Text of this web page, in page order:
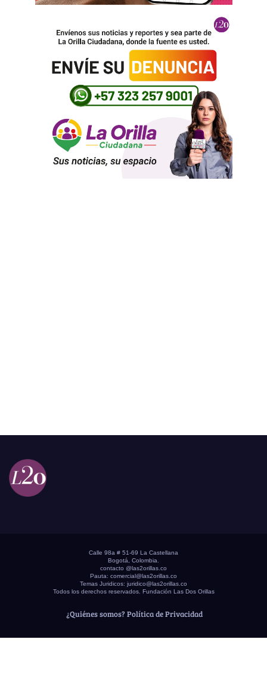
Calle 98a # 51-69 La Castellana
Bogotá, Colombia.
contacto @las2orillas.co
Pauta: comercial@las2orillas.co
Temas Juridicos: juridico@las2orillas.co
Todos los derechos reservados. Fundación Las Dos Orillas
¿Quiénes somos? Política de Privacidad